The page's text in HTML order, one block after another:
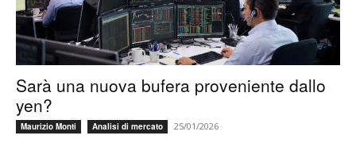
Sarà una nuova bufera proveniente dallo
yen?
Maurizio Monti Analisi di mercato 25/01/2026